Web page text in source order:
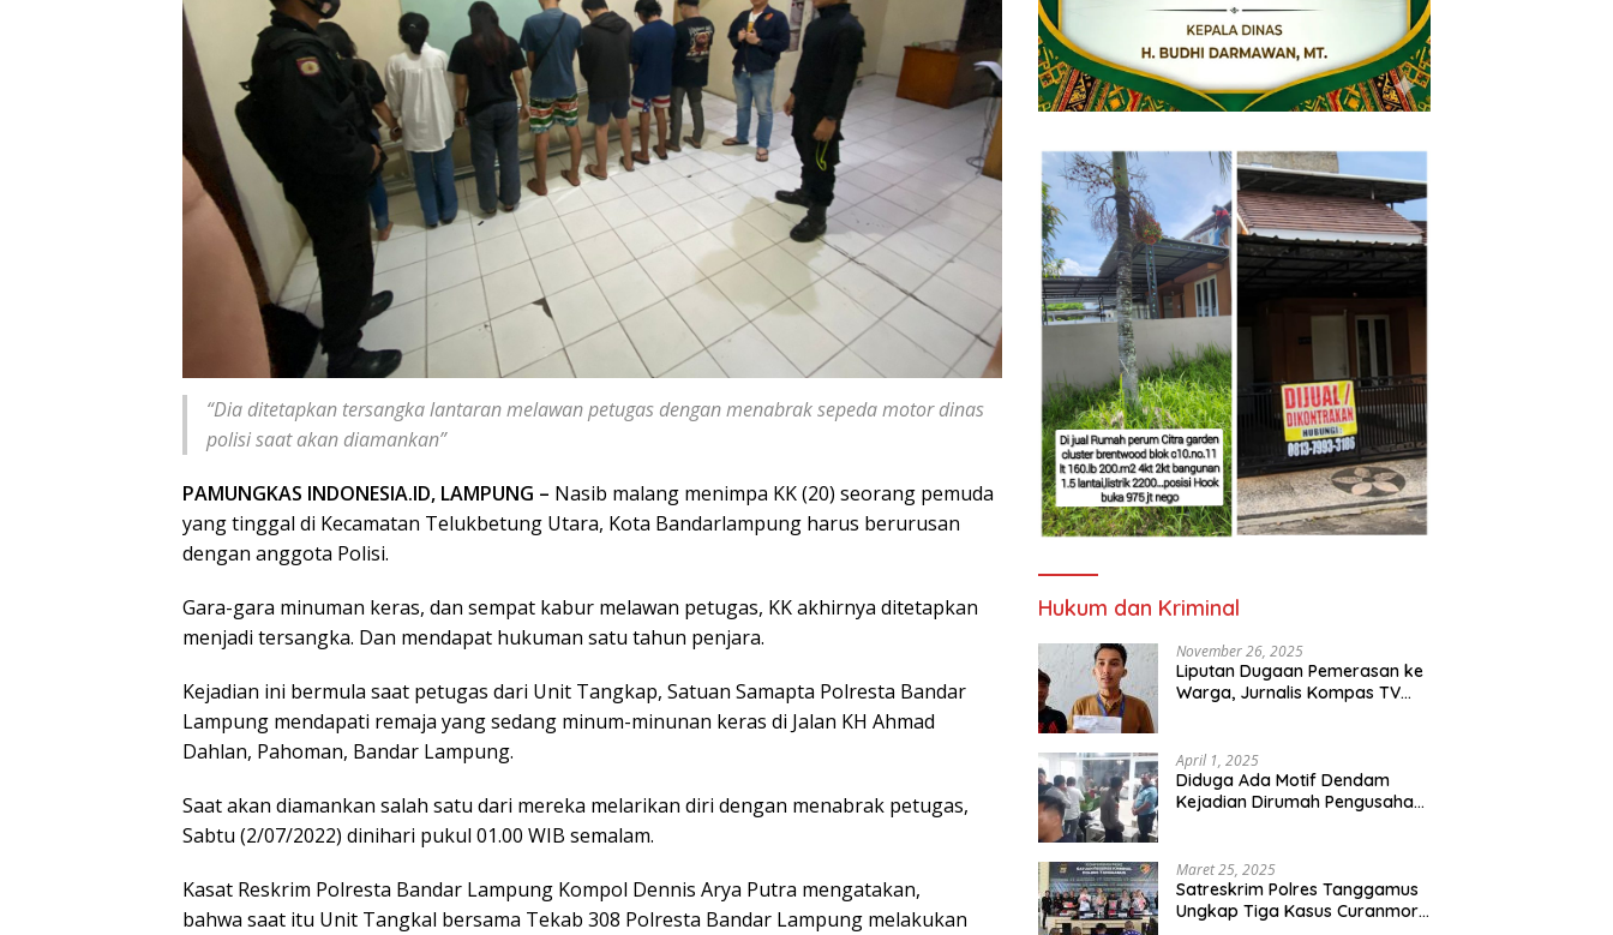
“Dia ditetapkan tersangka lantaran melawan petugas dengan menabrak sepeda motor dinas
polisi saat akan diamankan”
PAMUNGKAS INDONESIA.ID, LAMPUNG – Nasib malang menimpa KK (20) seorang pemuda
yang tinggal di Kecamatan Telukbetung Utara, Kota Bandarlampung harus berurusan
dengan anggota Polisi.
Gara-gara minuman keras, dan sempat kabur melawan petugas, KK akhirnya ditetapkan
menjadi tersangka. Dan mendapat hukuman satu tahun penjara.
Kejadian ini bermula saat petugas dari Unit Tangkap, Satuan Samapta Polresta Bandar
Lampung mendapati remaja yang sedang minum-minunan keras di Jalan KH Ahmad
Dahlan, Pahoman, Bandar Lampung.
Saat akan diamankan salah satu dari mereka melarikan diri dengan menabrak petugas,
Sabtu (2/07/2022) dinihari pukul 01.00 WIB semalam.
Kasat Reskrim Polresta Bandar Lampung Kompol Dennis Arya Putra mengatakan,
bahwa saat itu Unit Tangkal bersama Tekab 308 Polresta Bandar Lampung melakukan
Hukum dan Kriminal
November 26, 2025
Liputan Dugaan Pemerasan ke
Warga, Jurnalis Kompas TV
April 1, 2025
Diduga Ada Motif Dendam
Kejadian Dirumah Pengusaha
Maret 25, 2025
Satreskrim Polres Tanggamus
Ungkap Tiga Kasus Curanmor,